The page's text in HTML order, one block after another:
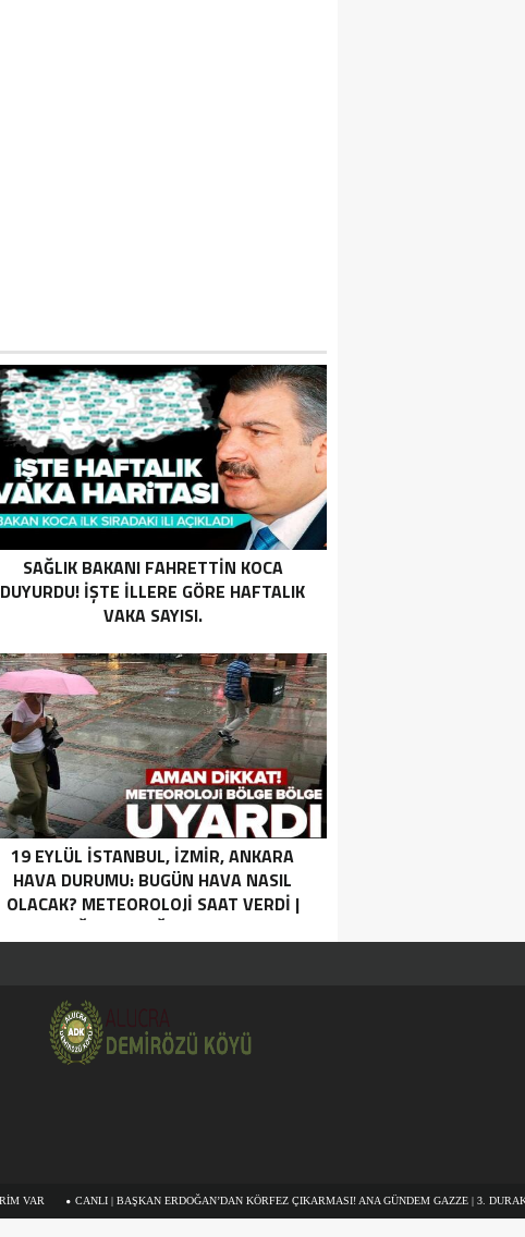
SAĞLIK BAKANI FAHRETTIN KOCA
DUYURDU! İŞTE ILLERE GÖRE HAFTALIK
VAKA SAYISI.
19 EYLÜL İSTANBUL, İZMIR, ANKARA
HAVA DURUMU: BUGÜN HAVA NASIL
OLACAK? METEOROLOJI SAAT VERDI |
SAĞANAK YAĞIŞ UYARISI.
CANLI | BAŞKAN ERDOĞAN’DAN KÖRFEZ ÇIKARMASI! ANA GÜNDEM GAZZE | 3. DURAK UMMAN.